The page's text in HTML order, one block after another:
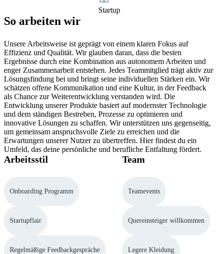
Startup
So arbeiten wir
Unsere Arbeitsweise ist geprägt von einem klaren Fokus auf
Effizienz und Qualität. Wir glauben daran, dass die besten
Ergebnisse durch eine Kombination aus autonomem Arbeiten und
enger Zusammenarbeit entstehen. Jedes Teammitglied trägt aktiv zur
Lösungsfindung bei und bringt seine individuellen Stärken ein. Wir
schätzen offene Kommunikation und eine Kultur, in der Feedback
als Chance zur Weiterentwicklung verstanden wird. Die
Entwicklung unserer Produkte basiert auf modernster Technologie
und dem ständigen Bestreben, Prozesse zu optimieren und
innovative Lösungen zu schaffen. Wir unterstützen uns gegenseitig,
um gemeinsam anspruchsvolle Ziele zu erreichen und die
Erwartungen unserer Nutzer zu übertreffen. Hier findest du ein
Umfeld, das deine persönliche und berufliche Entfaltung fördert.
Arbeitsstil
Onboarding Programm
Startupflair
Regelmäßige Feedbackgespräche
Team
Teamevents
Quereinsteiger willkommen
Legere Kleidung